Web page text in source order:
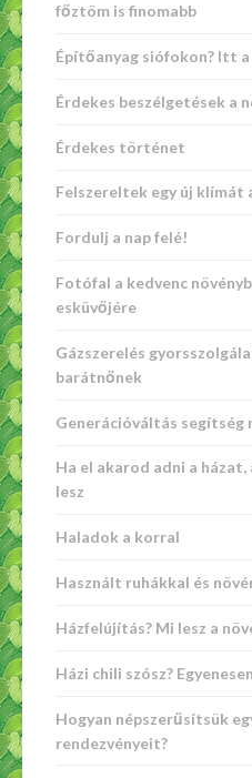
főztöm is finomabb
Építőanyag siófokon? Itt
Érdekes beszélgetések a
Érdekes történet
Felszereltek egy új klímát
Fordulj a nap felé!
Fotófal a kedvenc
esküvőjére
Gázszerelés
barátnőnek
Generációváltás segítség
Ha el akarod adni a
lesz
Haladok a korral
Használt ruhákkal és
Házfelújítás? Mi lesz a
Házi chili szósz?
Hogyan népszerűsítsük
rendezvényeit?